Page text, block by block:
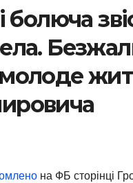
болюча
на ФБ сторінці